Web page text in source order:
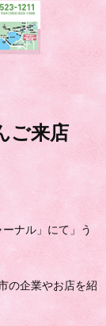
ご来店
ナル」にて」う
の企業やお店を紹